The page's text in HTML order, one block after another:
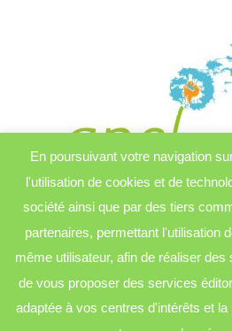
En poursuivant votre navigation
l'utilisation de cookies et de
société ainsi que par des tiers
partenaires, permettant l'utilisation
même utilisateur, afin de réaliser
de vous proposer des services
adaptée à vos centres d'intérêts et